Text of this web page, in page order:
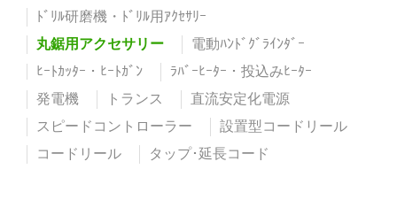
ﾄﾞﾘﾙ研磨機・ﾄﾞﾘﾙ用ｱｸｾｻﾘｰ
丸鋸用アクセサリー
電動ﾊﾝﾄﾞｸﾞﾗｲﾝﾀﾞｰ
ﾋｰﾄｶｯﾀｰ・ﾋｰﾄｶﾞﾝ
ﾗﾊﾞｰﾋｰﾀｰ・投込みﾋｰﾀｰ
発電機
トランス
直流安定化電源
スピードコントローラー
設置型コードリール
コードリール
タップ･延長コード